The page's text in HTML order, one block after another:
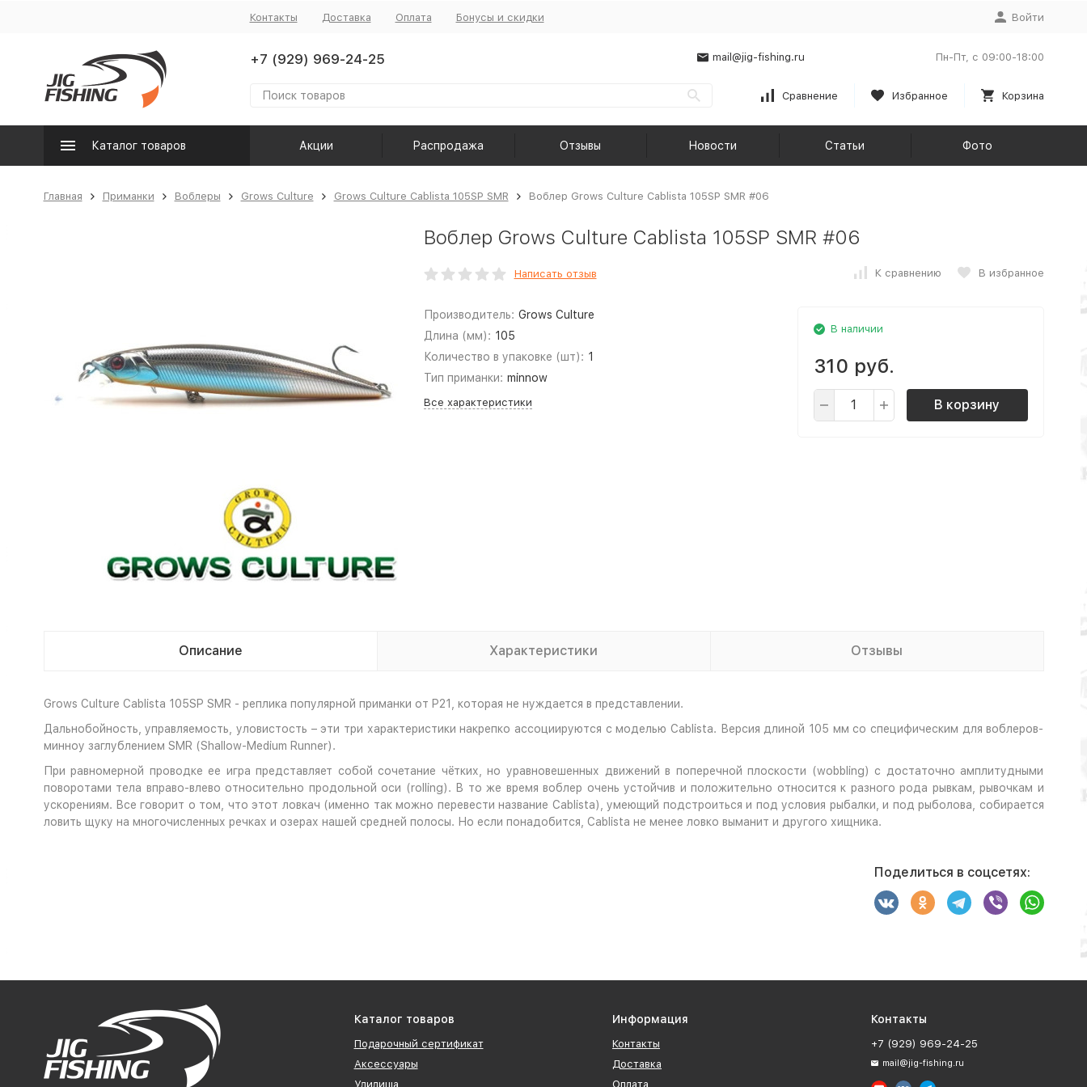
Контакты Доставка Оплата Бонусы и скидки Войти
+7 (929) 969-24-25 mail@jig-fishing.ru Пн-Пт, с 09:00-18:00
Сравнение Избранное Корзина
Каталог товаров Акции Распродажа Отзывы Новости Статьи Фото
Главная Приманки Воблеры Grows Culture Grows Culture Cablista 105SP SMR Воблер Grows Culture Cablista 105SP SMR #06
Воблер Grows Culture Cablista 105SP SMR #06
Написать отзыв К сравнению В избранное
Производитель: Grows Culture
Длина (мм): 105
Количество в упаковке (шт): 1
Тип приманки: minnow
Все характеристики
В наличии
310 руб.
В корзину
Описание Характеристики Отзывы
Grows Culture Cablista 105SP SMR - реплика популярной приманки от P21, которая не нуждается в представлении.
Дальнобойность, управляемость, уловистость – эти три характеристики накрепко ассоциируются с моделью Cablista. Версия длиной 105 мм со специфическим для воблеров-
минноу заглублением SMR (Shallow-Medium Runner).
При равномерной проводке ее игра представляет собой сочетание чётких, но уравновешенных движений в поперечной плоскости (wobbling) с достаточно амплитудными
поворотами тела вправо-влево относительно продольной оси (rolling). В то же время воблер очень устойчив и положительно относится к разного рода рывкам, рывочкам и
ускорениям. Все говорит о том, что этот ловкач (именно так можно перевести название Cablista), умеющий подстроиться и под условия рыбалки, и под рыболова, собирается
ловить щуку на многочисленных речках и озерах нашей средней полосы. Но если понадобится, Cablista не менее ловко выманит и другого хищника.
Поделиться в соцсетях:
Каталог товаров
Подарочный сертификат
Аксессуары
Удилища
Информация
Контакты
Доставка
Оплата
Контакты
+7 (929) 969-24-25
mail@jig-fishing.ru